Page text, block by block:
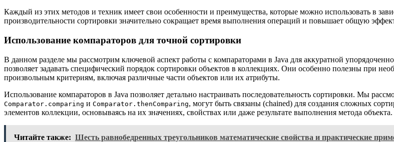
Каждый из этих методов и техник имеет свои особенности и преимущества, которые можно использовать в
производительности сортировки значительно сокращает время выполнения операций и повышает общую
Использование компараторов для точной сортировки
В данном разделе мы рассмотрим ключевой аспект работы с компараторами в Java для аккуратной
позволяет задавать специфический порядок сортировки объектов в коллекциях. Они особенно полезны при
произвольным критериям, включая различные части объектов или их атрибуты.
Использование компараторов в Java позволяет детально настраивать последовательность сортировки. Мы
Comparator.comparing и Comparator.thenComparing, могут быть связаны (chained) для создания сложных
элементов коллекции, основываясь на их значениях, свойствах или даже результате выполнения метода объекта.
Читайте также: Шесть равнобедренных треугольников математические свойства и практические